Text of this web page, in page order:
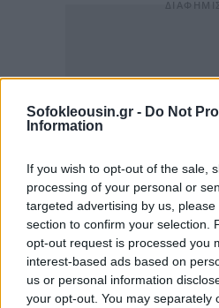
Sofokleousin.gr - Do Not
Information
If you wish to opt-out of the sale,
processing of your personal or
targeted advertising by us,
section to confirm your selection.
opt-out request is processed you
interest-based ads based on
us or personal information
your opt-out. You may separately